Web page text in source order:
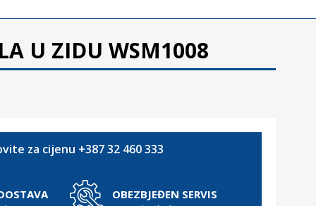
U ZIDU WSM1008
za cijenu +387 32 460 333
OBEZBJEĐEN SERVIS